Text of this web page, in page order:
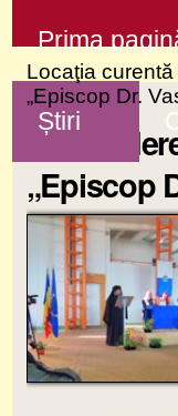
la
conţinut
Sari
la
navigare
Prima
Știri
Locaţia curentă
„Episcop Dr.
„Episcop